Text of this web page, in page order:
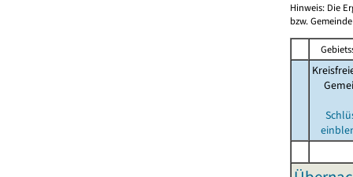
Hinweis: Die
bzw.